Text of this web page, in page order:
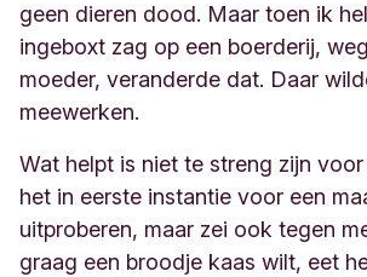
geen dieren dood. Maar toen ik
ingeboxt zag op een boerderij,
moeder, veranderde dat. Daar
meewerken.
Wat helpt is niet te streng zijn
het in eerste instantie voor een
uitproberen, maar zei ook tegen
graag een broodje kaas wilt, eet